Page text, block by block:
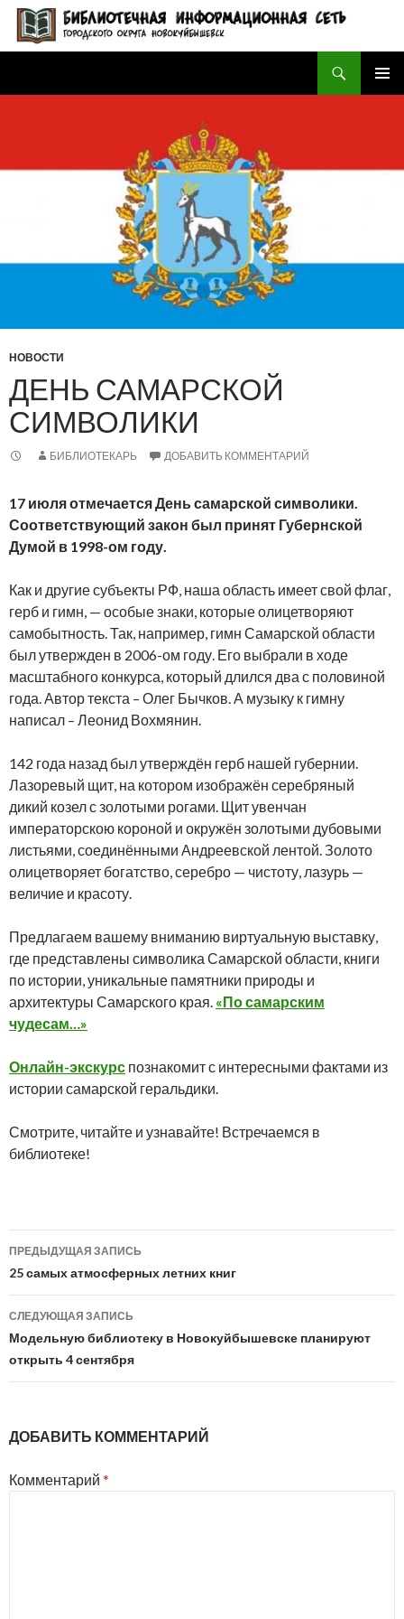
БИБЛИОТЕЧНАЯ ИНФОРМАЦИОННАЯ СЕТЬ городского округа Новокуйбышевск
НОВОСТИ
ДЕНЬ САМАРСКОЙ
СИМВОЛИКИ
БИБЛИОТЕКАРЬ ДОБАВИТЬ КОММЕНТАРИЙ
17 июля отмечается День самарской символики.
Соответствующий закон был принят Губернской
Думой в 1998-ом году.
Как и другие субъекты РФ, наша область имеет свой флаг,
герб и гимн, — особые знаки, которые олицетворяют
самобытность. Так, например, гимн Самарской области
был утвержден в 2006-ом году. Его выбрали в ходе
масштабного конкурса, который длился два с половиной
года. Автор текста – Олег Бычков. А музыку к гимну
написал – Леонид Вохмянин.
142 года назад был утверждён герб нашей губернии.
Лазоревый щит, на котором изображён серебряный
дикий козел с золотыми рогами. Щит увенчан
императорскою короной и окружён золотыми дубовыми
листьями, соединёнными Андреевской лентой. Золото
олицетворяет богатство, серебро — чистоту, лазурь —
величие и красоту.
Предлагаем вашему вниманию виртуальную выставку,
где представлены символика Самарской области, книги
по истории, уникальные памятники природы и
архитектуры Самарского края. «По самарским
чудесам…»
Онлайн-экскурс познакомит с интересными фактами из
истории самарской геральдики.
Смотрите, читайте и узнавайте! Встречаемся в
библиотеке!
Навигация
по
записям
ПРЕДЫДУЩАЯ ЗАПИСЬ
25 самых атмосферных летних книг
СЛЕДУЮЩАЯ ЗАПИСЬ
Модельную библиотеку в Новокуйбышевске планируют
открыть 4 сентября
ДОБАВИТЬ КОММЕНТАРИЙ
Комментарий *